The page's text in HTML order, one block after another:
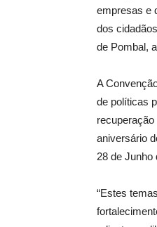
empresas e
dos
de Pombal,
A
de políticas
aniversário
28 de Junho
“Estes